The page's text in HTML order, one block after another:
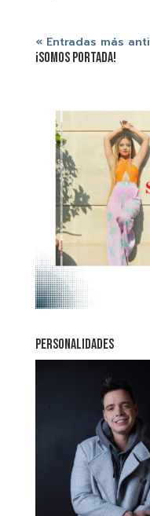
« Entradas más
¡SOMOS PORTADA!
PERSONALIDADES